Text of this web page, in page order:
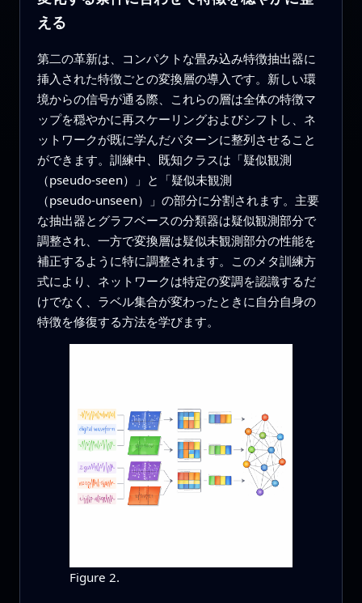
える
第二の革新は、コンパクトな畳み込み特徴抽出器に
挿入された特徴ごとの変換層の導入です。新しい環
境からの信号が通る際、これらの層は全体の特徴マ
ップを穏やかに再スケーリングおよびシフトし、ネ
ットワークが既に学んだパターンに整列させること
ができます。訓練中、既知クラスは「疑似観測
（pseudo‑seen）」と「疑似未観測
（pseudo‑unseen）」の部分に分割されます。主要
な抽出器とグラフベースの分類器は疑似観測部分で
調整され、一方で変換層は疑似未観測部分の性能を
補正するように特に調整されます。このメタ訓練方
式により、ネットワークは特定の変調を認識するだ
けでなく、ラベル集合が変わったときに自分自身の
特徴を修復する方法を学びます。
Figure 2.